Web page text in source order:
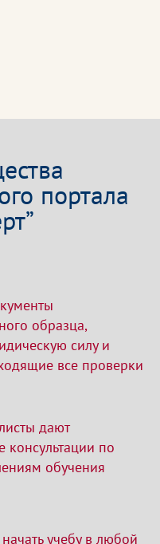
портала
образца,
силу и
все проверки
дают
консультации по
обучения
учебу в любой